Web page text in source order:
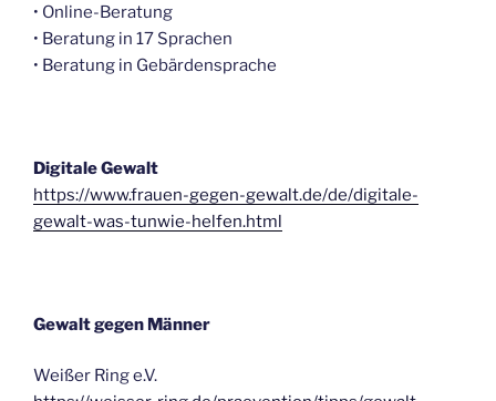
• Online-Beratung
• Beratung in 17 Sprachen
• Beratung in Gebärdensprache
Digitale Gewalt
https://www.frauen-gegen-gewalt.de/de/digitale-
gewalt-was-tunwie-helfen.html
Gewalt gegen Männer
Weißer Ring e.V.